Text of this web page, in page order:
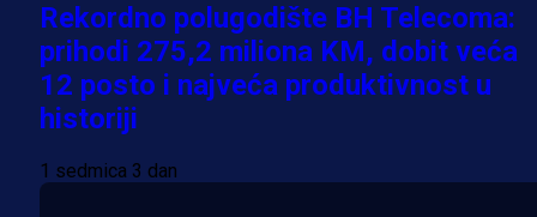
Rekordno polugodište BH Telecoma:
prihodi 275,2 miliona KM, dobit veća
12 posto i najveća produktivnost u
historiji
1 sedmica 3 dan